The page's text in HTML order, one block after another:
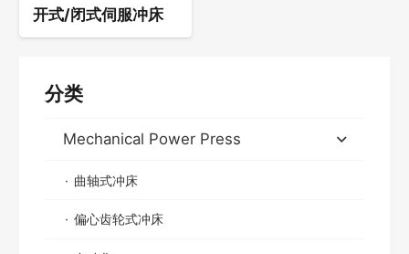
分类
Mechanical Power Press
曲轴式冲床
偏心齿轮式冲床
开式/闭式伺服冲床